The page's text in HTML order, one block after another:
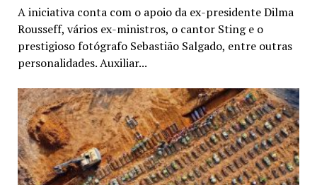
A iniciativa conta com o apoio da ex-presidente Dilma
Rousseff, vários ex-ministros, o cantor Sting e o
prestigioso fotógrafo Sebastião Salgado, entre outras
personalidades. Auxiliar...